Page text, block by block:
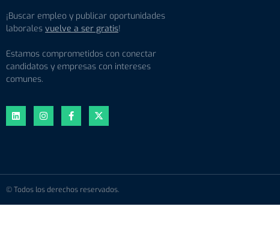
¡Buscar empleo y publicar oportunidades
laborales vuelve a ser gratis!
Estamos comprometidos con conectar
candidatos y empresas con intereses
comunes.
© Todos los derechos reservados.